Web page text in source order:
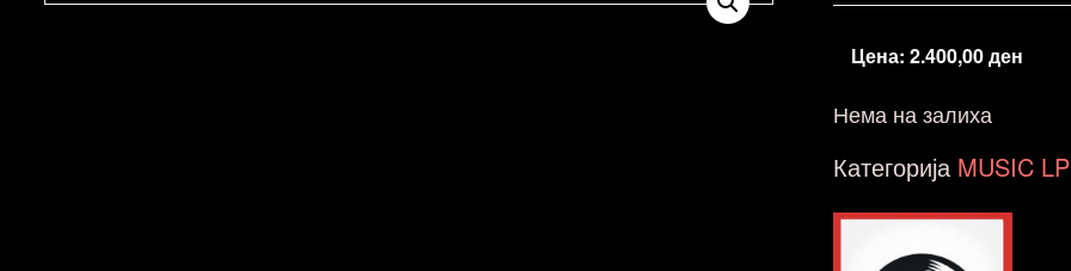
Цена:2.400,00ден
Нема на залиха
Категорија MUSIC